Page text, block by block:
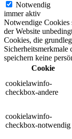
Notwendig
immer aktiv
Notwendige Cookies
der Website
Cookies, die
Sicherheitsmerkmale
speichern keine
Cookie
cookielawinfo-
checkbox-andere
cookielawinfo-
checkbox-notwendig